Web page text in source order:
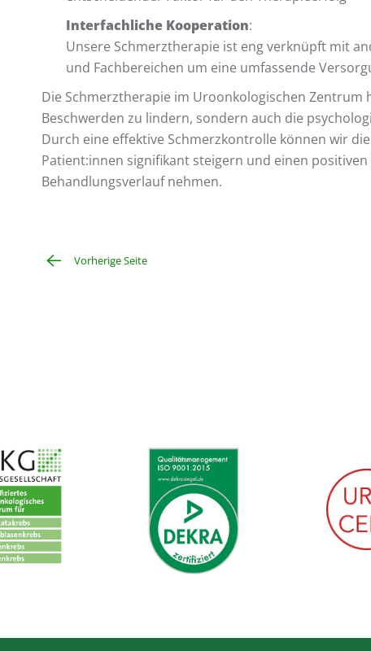
Interfachliche Kooperation:
Unsere Schmerztherapie ist eng verknüpft mit
und Fachbereichen um eine umfassende
Die Schmerztherapie im Uroonkologischen Zentrum
Beschwerden zu lindern, sondern auch die
Durch eine effektive Schmerzkontrolle können wir
Patient:innen signifikant steigern und einen
Behandlungsverlauf nehmen.
Vorherige Seite